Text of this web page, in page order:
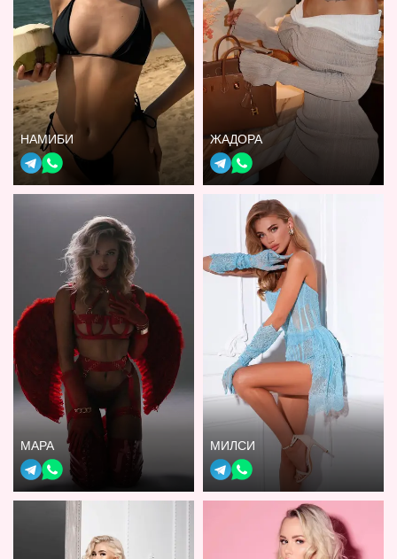
НАМИБИ ЖАДОРА
МАРА МИЛСИ